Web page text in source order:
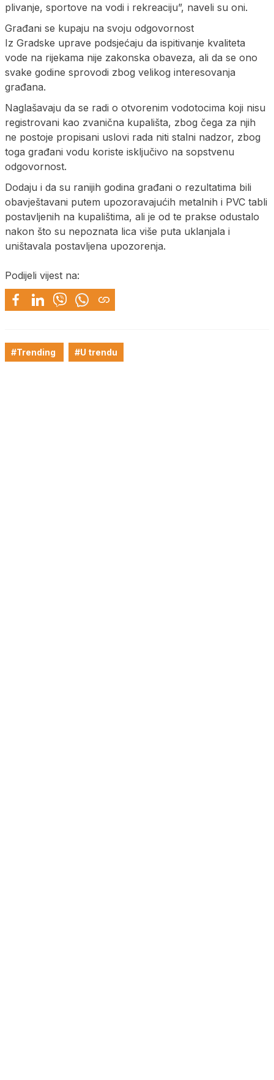
plivanje, sportove na vodi i rekreaciju”, naveli su oni.
Građani se kupaju na svoju odgovornost
Iz Gradske uprave podsjećaju da ispitivanje kvaliteta
vode na rijekama nije zakonska obaveza, ali da se ono
svake godine sprovodi zbog velikog interesovanja
građana.
Naglašavaju da se radi o otvorenim vodotocima koji nisu
registrovani kao zvanična kupališta, zbog čega za njih
ne postoje propisani uslovi rada niti stalni nadzor, zbog
toga građani vodu koriste isključivo na sopstvenu
odgovornost.
Dodaju i da su ranijih godina građani o rezultatima bili
obavještavani putem upozoravajućih metalnih i PVC tabli
postavljenih na kupalištima, ali je od te prakse odustalo
nakon što su nepoznata lica više puta uklanjala i
uništavala postavljena upozorenja.
Podijeli vijest na:
#Trending #U trendu